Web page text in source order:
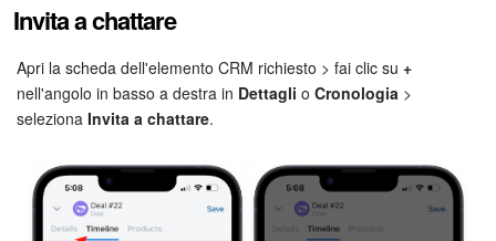
Invita a chattare
Apri la scheda dell'elemento CRM richiesto > fai clic su +
nell'angolo in basso a destra in Dettagli o Cronologia >
seleziona Invita a chattare.